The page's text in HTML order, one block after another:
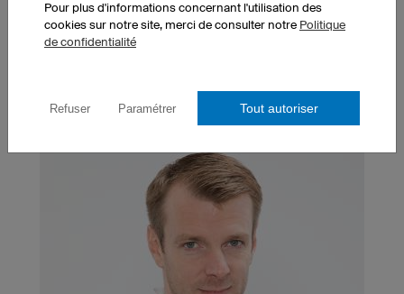
Contactez notre équipe commerciale en utilisant le
formulaire de fabrication expressou par téléphone
au +49 941 890 550 810 (en français).
Pour plus d'informations concernant l'utilisation des
cookies sur notre site, merci de consulter notre Politique
de confidentialité
Refuser Paramétrer Tout autoriser